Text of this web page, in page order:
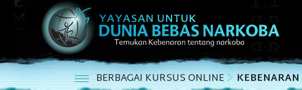
BERBAGAI KURSUS ONLINE